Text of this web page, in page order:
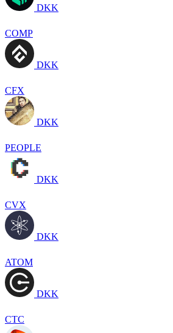
DKK
COMP
DKK
CFX
DKK
PEOPLE
DKK
CVX
DKK
ATOM
DKK
CTC